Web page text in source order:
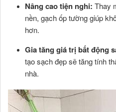
Nâng cao tiện nghi: Thay
nền, gạch ốp tường giúp
hơn.
Gia tăng giá trị bất động
tạo sạch đẹp sẽ tăng tính
nhà.